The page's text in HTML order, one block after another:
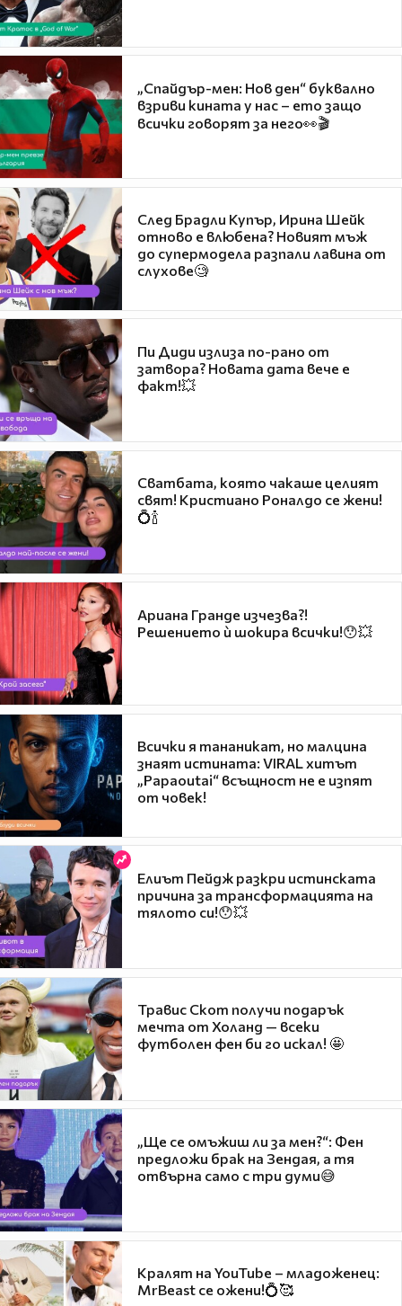
„Спайдър-мен: Нов ден“ буквално
взриви кината у нас – ето защо
всички говорят за него👀🎬
След Брадли Купър, Ирина Шейк
отново е влюбена? Новият мъж
до супермодела разпали лавина от
слухове🧐
Пи Диди излиза по-рано от
затвора? Новата дата вече е
факт!💥
Сватбата, която чакаше целият
свят! Кристиано Роналдо се жени!
💍🍾
Ариана Гранде изчезва?!
Решението ѝ шокира всички!😯💥
Всички я тананикат, но малцина
знаят истината: VIRAL хитът
„Papaoutai“ всъщност не е изпят
от човек!
Елиът Пейдж разкри истинската
причина за трансформацията на
тялото си!😯💥
Травис Скот получи подарък
мечта от Холанд — всеки
футболен фен би го искал! 🤩
„Ще се омъжиш ли за мен?“: Фен
предложи брак на Зендая, а тя
отвърна само с три думи😅
Кралят на YouTube – младоженец:
MrBeast се ожени!💍🥰